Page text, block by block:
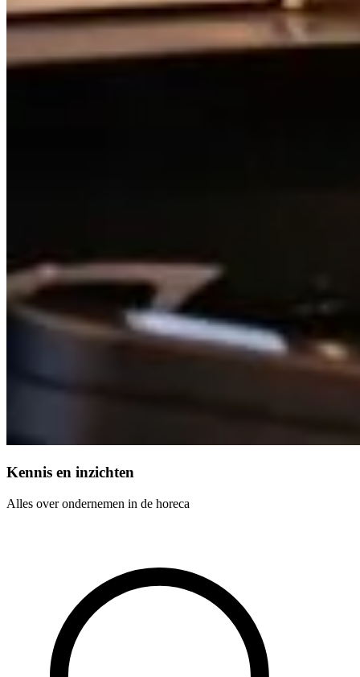
Kennis en inzichten
Alles over ondernemen in de horeca